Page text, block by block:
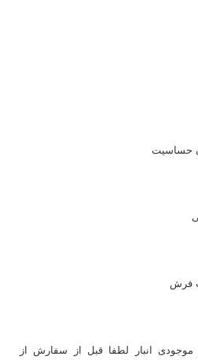
موجودی انبار لطفا قبل از سفارش از